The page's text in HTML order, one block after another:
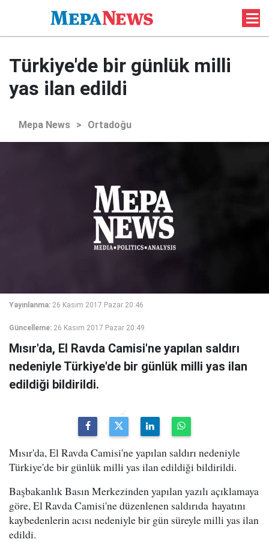
Türkiye'de bir günlük milli
yas ilan edildi
Mepa News > Ortadoğu
Yayınlanma: 26 Kasım 2017 Pazar 20:46
Güncelleme: 26 Kasım 2017 Pazar 20:49
Mısır'da, El Ravda Camisi'ne yapılan saldırı
nedeniyle Türkiye'de bir günlük milli yas ilan
edildiği bildirildi.
Mısır'da, El Ravda Camisi'ne yapılan saldırı nedeniyle
Türkiye'de bir günlük milli yas ilan edildiği bildirildi.
Başbakanlık Basın Merkezinden yapılan yazılı açıklamaya
göre, El Ravda Camisi'ne düzenlenen saldırıda hayatını
kaybedenlerin acısı nedeniyle bir gün süreyle milli yas ilan
edildi.